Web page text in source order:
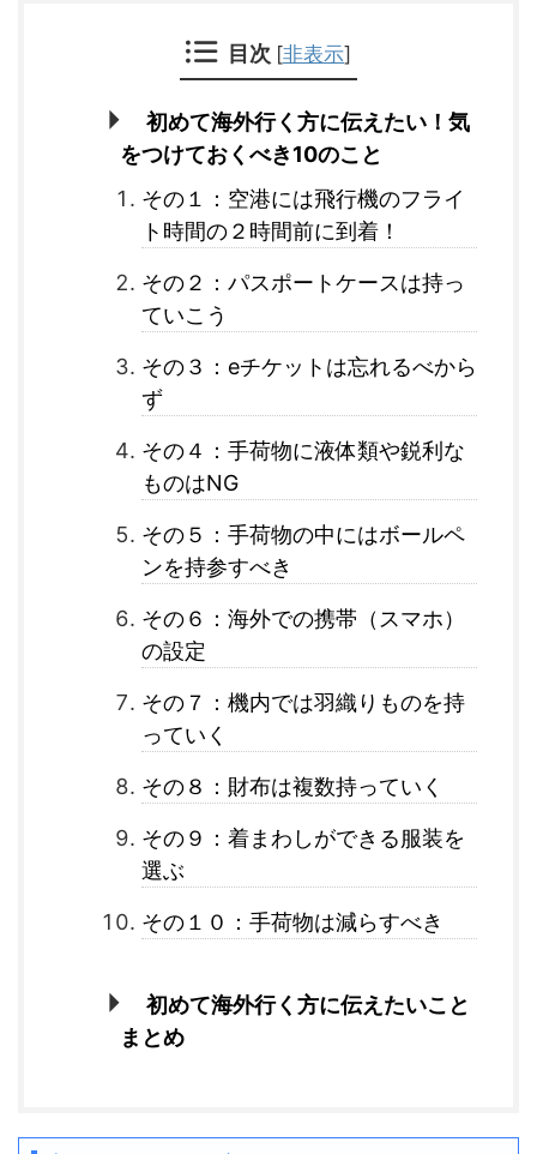
目次 [非表示]
初めて海外行く方に伝えたい！気
をつけておくべき10のこと
その１：空港には飛行機のフライ
ト時間の２時間前に到着！
その２：パスポートケースは持っ
ていこう
その３：eチケットは忘れるべから
ず
その４：手荷物に液体類や鋭利な
ものはNG
その５：手荷物の中にはボールペ
ンを持参すべき
その６：海外での携帯（スマホ）
の設定
その７：機内では羽織りものを持
っていく
その８：財布は複数持っていく
その９：着まわしができる服装を
選ぶ
その１０：手荷物は減らすべき
初めて海外行く方に伝えたいこと
まとめ